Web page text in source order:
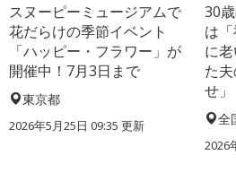
スヌーピーミュージアムで
花だらけの季節イベント
「ハッピー・フラワー」が
開催中！7月3日まで
東京都
2026年5月25日 09:35 更新
30
は
に
た
せ」
全
2026